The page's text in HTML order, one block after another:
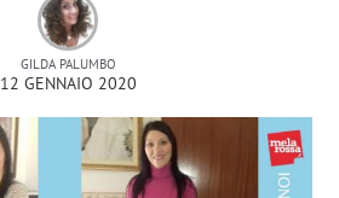
GILDA PALUMBO
12 GENNAIO 2020